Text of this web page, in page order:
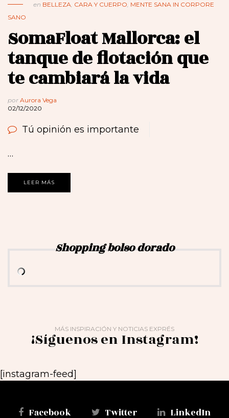
en BELLEZA, CARA Y CUERPO, MENTE SANA IN CORPORE
SANO
SomaFloat Mallorca: el
tanque de flotación que
te cambiará la vida
por Aurora Vega
02/12/2020
Tú opinión es importante
…
LEER MÁS
Shopping bolso dorado
MÁS INSPIRACIÓN Y NOTICIAS EXPRÉS
¡Síguenos en Instagram!
[instagram-feed]
Facebook Twitter LinkedIn